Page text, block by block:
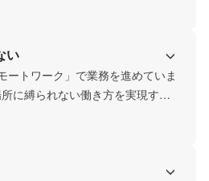
い
ートワーク」で業務を進めていま
に縛られない働き方を実現する